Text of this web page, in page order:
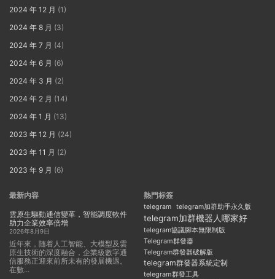
2024 年 12 月 (1)
2024 年 8 月 (3)
2024 年 7 月 (4)
2024 年 6 月 (6)
2024 年 3 月 (2)
2024 年 2 月 (14)
2024 年 1 月 (13)
2023 年 12 月 (24)
2023 年 11 月 (2)
2023 年 9 月 (6)
最新内容
雲原生驅動通信變革，智能調度軟件
助力企業效率倍增
2026年8月9日
近年來，随着人工智能、大模型及雲
原生技術的深度融合，企業級數字通
信服務正迎來前所未有的發展機遇。
在數...
熱門标簽
telegram telegram加群助手永久版
telegram加群機器人哪家好
telegram協議腳本無限制版
Telegram群發器
Telegram群發器破解版
telegram群發器系統定制
telegram群發工具